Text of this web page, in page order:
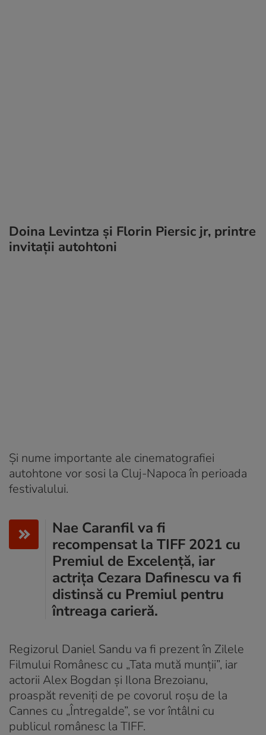
Doina Levintza și Florin Piersic jr, printre
invitații autohtoni
Și nume importante ale cinematografiei
autohtone vor sosi la Cluj-Napoca în perioada
festivalului.
Nae Caranfil va fi
recompensat la TIFF 2021 cu
Premiul de Excelență, iar
actrița Cezara Dafinescu va fi
distinsă cu Premiul pentru
întreaga carieră.
Regizorul Daniel Sandu va fi prezent în Zilele
Filmului Românesc cu „Tata mută munții”, iar
actorii Alex Bogdan și Ilona Brezoianu,
proaspăt reveniți de pe covorul roșu de la
Cannes cu „Întregalde”, se vor întâlni cu
publicul românesc la TIFF.